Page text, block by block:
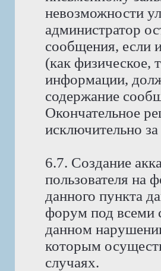
невозможности
администратор
сообщения, если
(как физическое,
информации,
содержание
Окончательное
исключительно
6.7. Создание
пользователя на
данного пункта
форум под всеми
данном
которым
случаях.